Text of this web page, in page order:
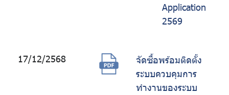
Application
2569
17/12/2568
จัดซื้อพร้อมติดตั้ง
ระบบควบคุมการ
ทำงานของระบบ